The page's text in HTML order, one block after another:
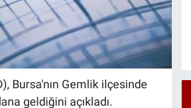
Bursa'nın Gemlik ilçesinde
geldiğini açıkladı.